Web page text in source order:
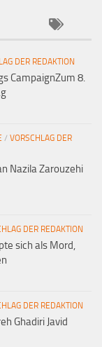
DER REDAKTION
CampaignZum 8.
/ VORSCHLAG DER
Nazila Zarouzehi
DER REDAKTION
sich als Mord,
DER REDAKTION
Ghadiri Javid